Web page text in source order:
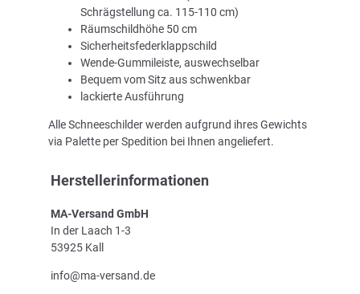
Schrägstellung ca. 115-110 cm)
Räumschildhöhe 50 cm
Sicherheitsfederklappschild
Wende-Gummileiste, auswechselbar
Bequem vom Sitz aus schwenkbar
lackierte Ausführung
Alle Schneeschilder werden aufgrund ihres Gewichts
via Palette per Spedition bei Ihnen angeliefert.
Herstellerinformationen
MA-Versand GmbH
In der Laach 1-3
53925 Kall
info@ma-versand.de